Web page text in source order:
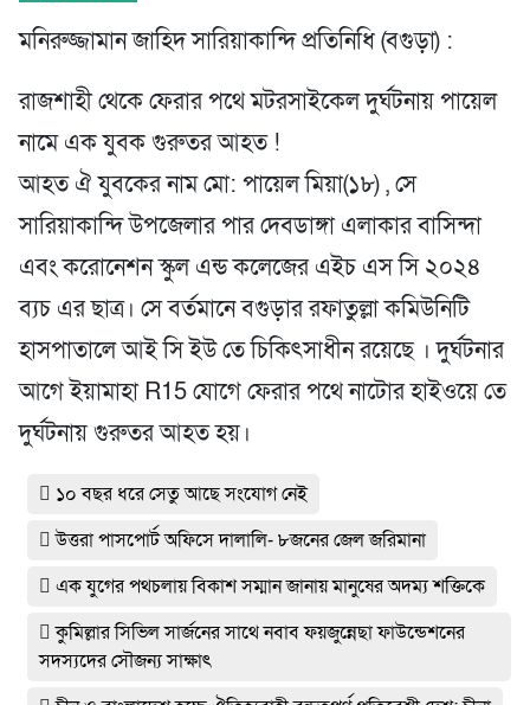
মনিরুজ্জামান জাহিদ সারিয়াকান্দি প্রতিনিধি (বগুড়া) :
রাজশাহী থেকে ফেরার পথে মটরসাইকেল দুর্ঘটনায় পায়েল
নামে এক যুবক গুরুতর আহত !
আহত ঐ যুবকের নাম মো: পায়েল মিয়া(১৮) , সে
সারিয়াকান্দি উপজেলার পার দেবডাঙ্গা এলাকার বাসিন্দা
এবং করোনেশন স্কুল এন্ড কলেজের এইচ এস সি ২০২৪
ব্যচ এর ছাত্র। সে বর্তমানে বগুড়ার রফাতুল্লা কমিউনিটি
হাসপাতালে আই সি ইউ তে চিকিৎসাধীন রয়েছে । দুর্ঘটনার
আগে ইয়ামাহা R15 যোগে ফেরার পথে নাটোর হাইওয়ে তে
দুর্ঘটনায় গুরুতর আহত হয়।
১০ বছর ধরে সেতু আছে সংযোগ নেই
উত্তরা পাসপোর্ট অফিসে দালালি- ৮জনের জেল জরিমানা
এক যুগের পথচলায় বিকাশ সম্মান জানায় মানুষের অদম্য শক্তিকে
কুমিল্লার সিভিল সার্জনের সাথে নবাব ফয়জুন্নেছা ফাউন্ডেশনের
সদস্যদের সৌজন্য সাক্ষাৎ